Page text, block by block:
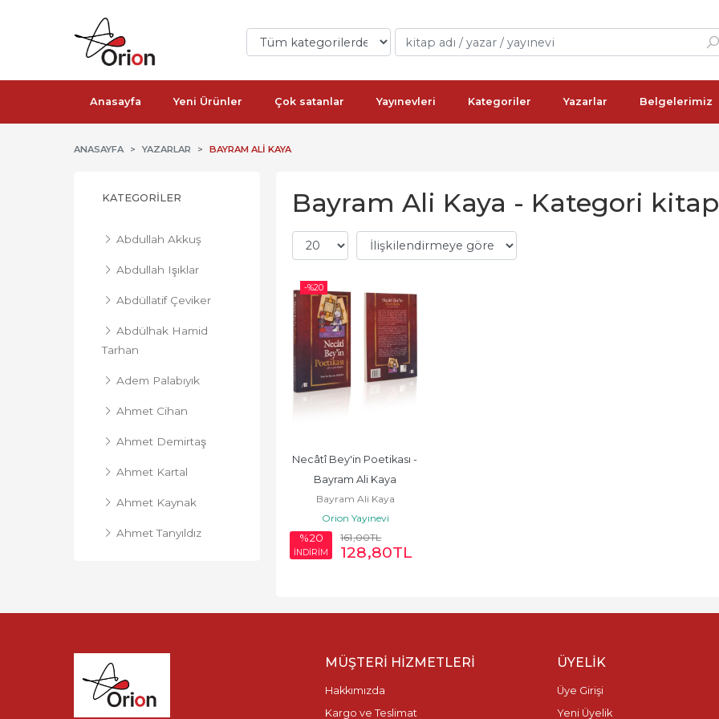
Anasayfa Yeni Ürünler Çok satanlar Yayınevleri Kategoriler Yazarlar Belgelerimiz
ANASAYFA YAZARLAR BAYRAM ALI KAYA
KATEGORILER
Abdullah Akkuş
Abdullah Işıklar
Abdüllatif Çeviker
Abdülhak Hamid
Tarhan
Adem Palabıyık
Ahmet Cihan
Ahmet Demirtaş
Ahmet Kartal
Ahmet Kaynak
Ahmet Tanyıldız
Alimcan Davlatov
Arafat Salih Aydıner
Ayhan Öztürk
Bayram Ali Kaya - Kategori
-%20
Necâtî Bey'in Poetikası -
Bayram Ali Kaya
Bayram Ali Kaya
Orion Yayınevi
%20
İNDİRİM
161,00TL
128,80TL
MÜŞTERI HIZMETLERI
Hakkımızda
Kargo ve Teslimat
ÜYELIK
Üye Girişi
Yeni Üyelik